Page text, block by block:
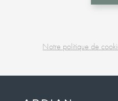
Notre politique de
unit